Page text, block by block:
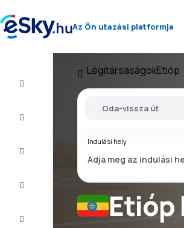
Az Ön utazási platformja
LégitársaságokEtióp
Etióp
Oda-vissza út
Indulási hely